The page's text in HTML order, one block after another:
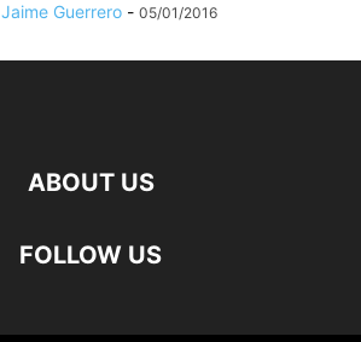
Jaime Guerrero - 05/01/2016
ABOUT US
FOLLOW US